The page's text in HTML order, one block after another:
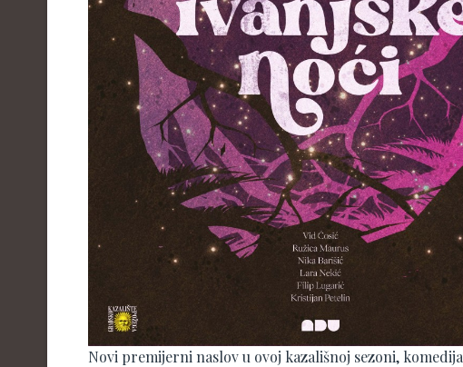
Novi premijerni naslov u ovoj kazališnoj sezoni, komedija